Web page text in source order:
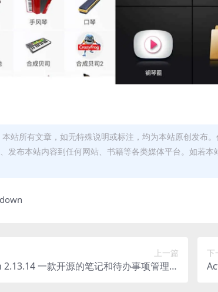
本站所有文章，如无特殊说明或标注，均为本站原创发布
发布本站内容到任何网站、书籍等各类媒体平台。如若
上一篇
2.13.14 一款开源的笔记和待办事项管理应
下